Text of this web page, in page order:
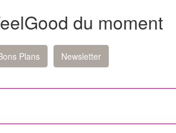
du moment
Plans Newsletter